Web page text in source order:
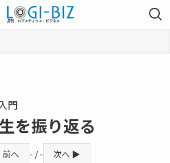
門
を振り返る
へ - / - 次へ ▶